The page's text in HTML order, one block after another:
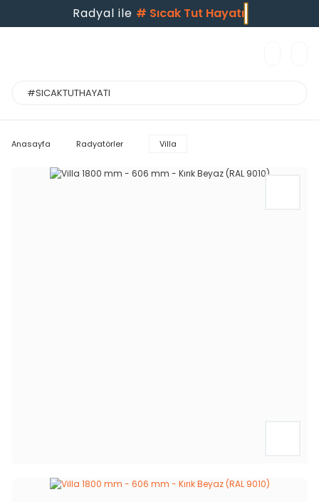
Radyal ile # Sıcak Tut Hayatı
Anasayfa Radyatörler Villa